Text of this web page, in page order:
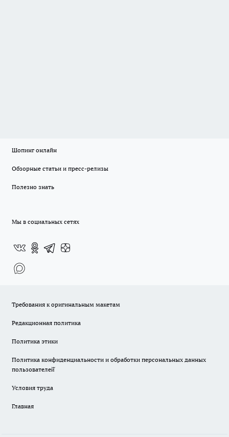
Шопинг онлайн
Обзорные статьи и пресс-релизы
Полезно знать
Мы в социальных сетях
Требования к оригинальным макетам
Редакционная политика
Политика этики
Политика конфиденциальности и обработки персональных данных
пользователей̆
Условия труда
Главная